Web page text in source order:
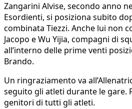
Zangarini Alvise, secondo anno
Esordienti, si posiziona subito
combinata Tiezzi. Anche lui non
Jacopo e Wu Yijia, compagni di
all’interno delle prime venti
Brando.
Un ringraziamento va
seguito gli atleti durante le gare.
genitori di tutti gli atleti.